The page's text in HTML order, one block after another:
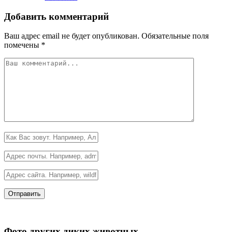
Добавить комментарий
Ваш адрес email не будет опубликован. Обязательные поля
помечены *